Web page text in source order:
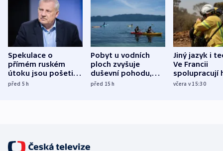
Spekulace o
přímém ruském
útoku jsou pošetilé,
míní estonský
před 5h
Pobyt u vodních
ploch zvyšuje
duševní pohodu,
ukázala
před 15h
Jiný jazyk i
Ve Francii
spolupracují
různých zemí
včera v 15:30